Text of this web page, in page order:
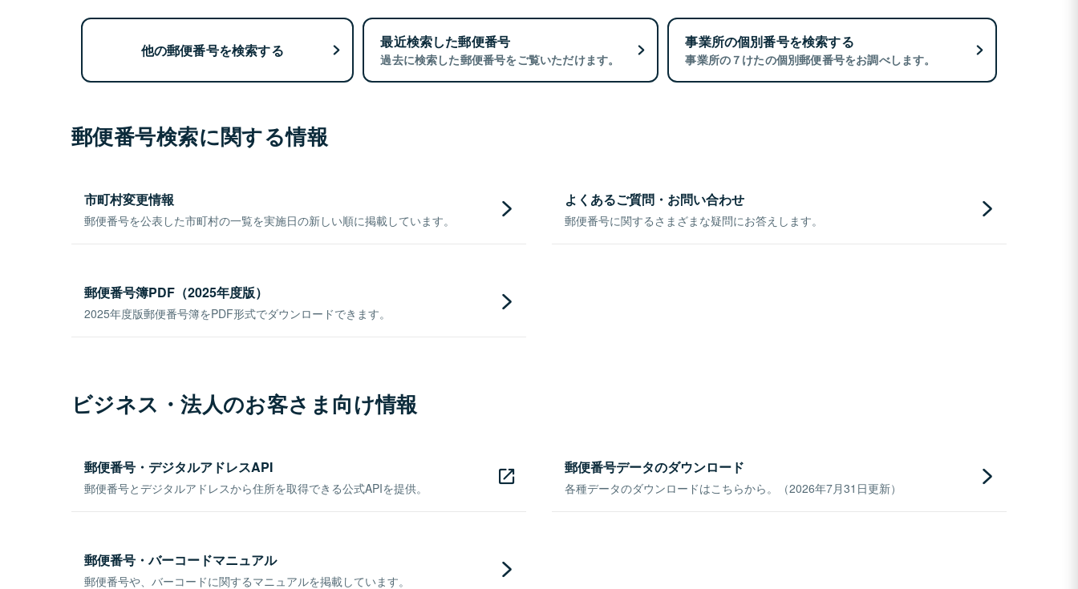
他の郵便番号を検索する 最近検索した郵便番号
過去に検索した郵便番号をご覧いただけます。
事業所の個別番号を検索する
事業所の７けたの個別郵便番号をお調べします。
郵便番号検索に関する情報
市町村変更情報
郵便番号を公表した市町村の一覧を実施日の新しい順に掲載しています。
よくあるご質問・お問い合わせ
郵便番号に関するさまざまな疑問にお答えします。
郵便番号簿PDF（2025年度版）
2025年度版郵便番号簿をPDF形式でダウンロードできます。
ビジネス・法人のお客さま向け情報
郵便番号・デジタルアドレスAPI
郵便番号とデジタルアドレスから住所を取得できる公式APIを提供。
郵便番号データのダウンロード
各種データのダウンロードはこちらから。（2026年7月31日更新）
郵便番号・バーコードマニュアル
郵便番号や、バーコードに関するマニュアルを掲載しています。